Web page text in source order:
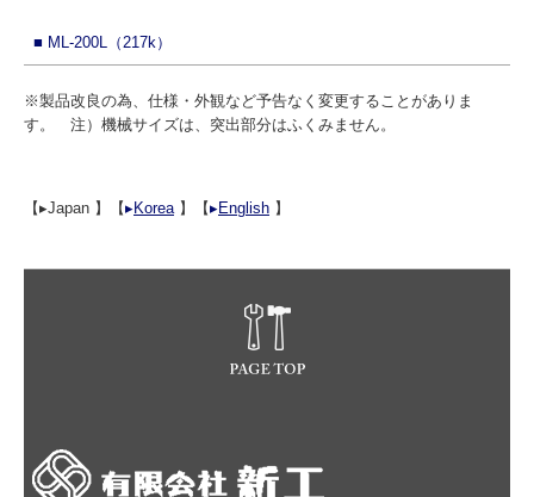
■ ML-200L（217k）
※製品改良の為、仕様・外観など予告なく変更することがありま
す。 注）機械サイズは、突出部分はふくみません。
【▸Japan 】【▸Korea】【▸English 】